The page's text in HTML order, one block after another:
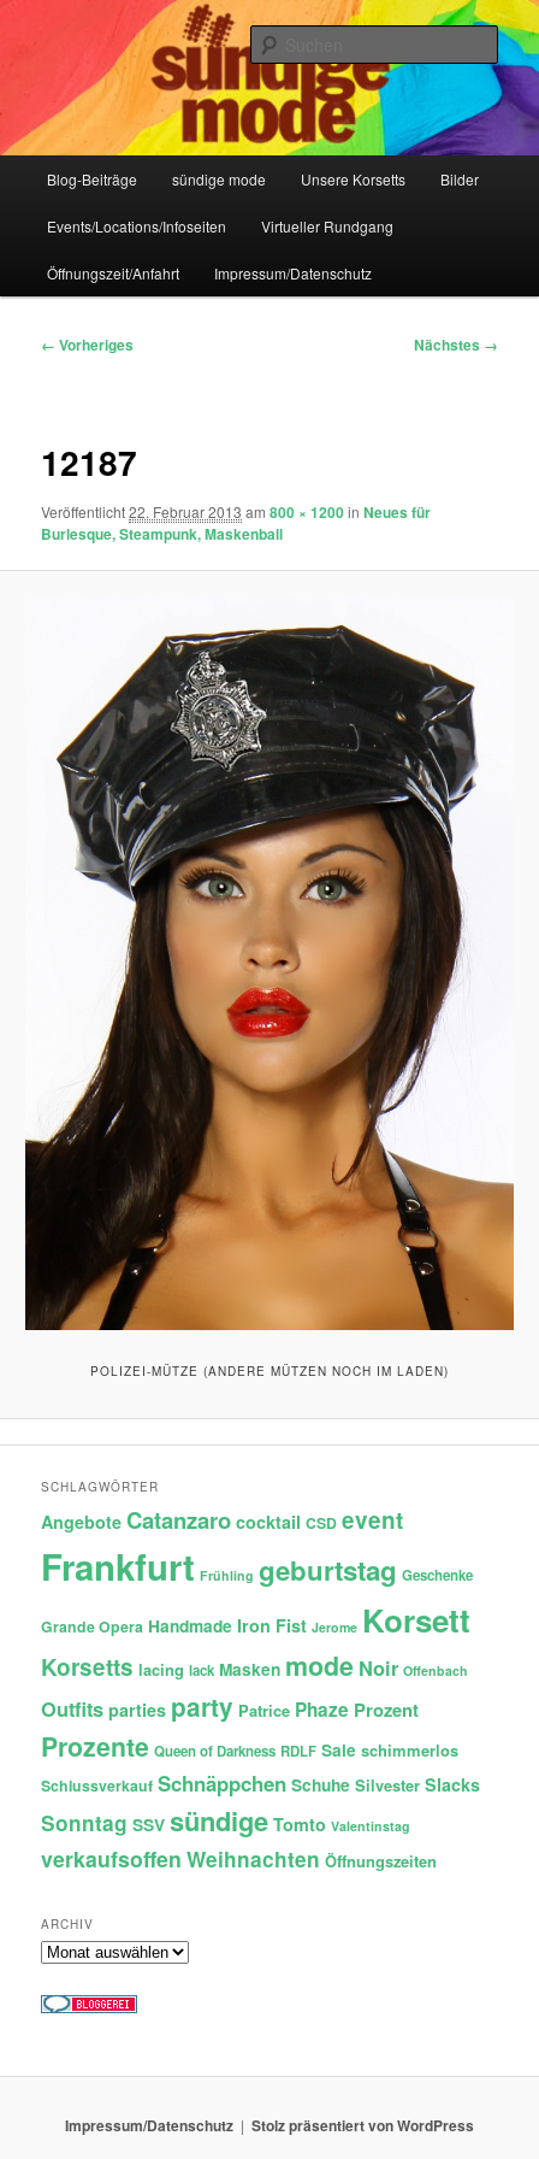
Sündige Mode Frankfurt
IHR Laden für Korsetts, Lifestyle-Mode, Club- und Dark-Wear seit 2004
Blog-Beiträge sündige mode Unsere Korsetts Bilder
Events/Locations/Infoseiten Virtueller Rundgang
Öffnungszeit/Anfahrt Impressum/Datenschutz
Bilder-
← Vorheriges Nächstes →
12187
Veröffentlicht22. Februar 2013 am800 × 1200inNeues für
Burlesque, Steampunk, Maskenball
POLIZEI-MÜTZE (ANDERE MÜTZEN NOCH IM LADEN)
SCHLAGWÖRTER
Angebote Catanzaro cocktail CSD event
Frankfurt Frühling geburtstag Geschenke
Grande Opera Handmade Iron Fist Jerome Korsett
Korsetts lacing lack Masken mode Noir Offenbach
Outfits parties party Patrice Phaze Prozent
Prozente Queen of Darkness RDLF Sale schimmerlos
Schlussverkauf Schnäppchen Schuhe Silvester Slacks
Sonntag SSV sündige Tomto Valentinstag
verkaufsoffen Weihnachten Öffnungszeiten
ARCHIV
Archiv
Impressum/Datenschutz Stolz präsentiert von WordPress